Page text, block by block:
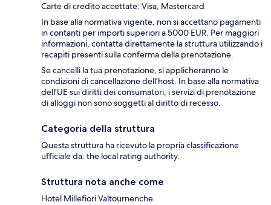
Carte di credito accettate: Visa, Mastercard
In base alla normativa vigente, non si accettano pagamenti
in contanti per importi superiori a 5000 EUR. Per maggiori
informazioni, contatta direttamente la struttura utilizzando i
recapiti presenti sulla conferma della prenotazione.
Se cancelli la tua prenotazione, si applicheranno le
condizioni di cancellazione dell’host. In base alla normativa
dell’UE sui diritti dei consumatori, i servizi di prenotazione
di alloggi non sono soggetti al diritto di recesso.
Categoria della struttura
Questa struttura ha ricevuto la propria classificazione
ufficiale da: the local rating authority.
Struttura nota anche come
Hotel Millefiori Valtournenche